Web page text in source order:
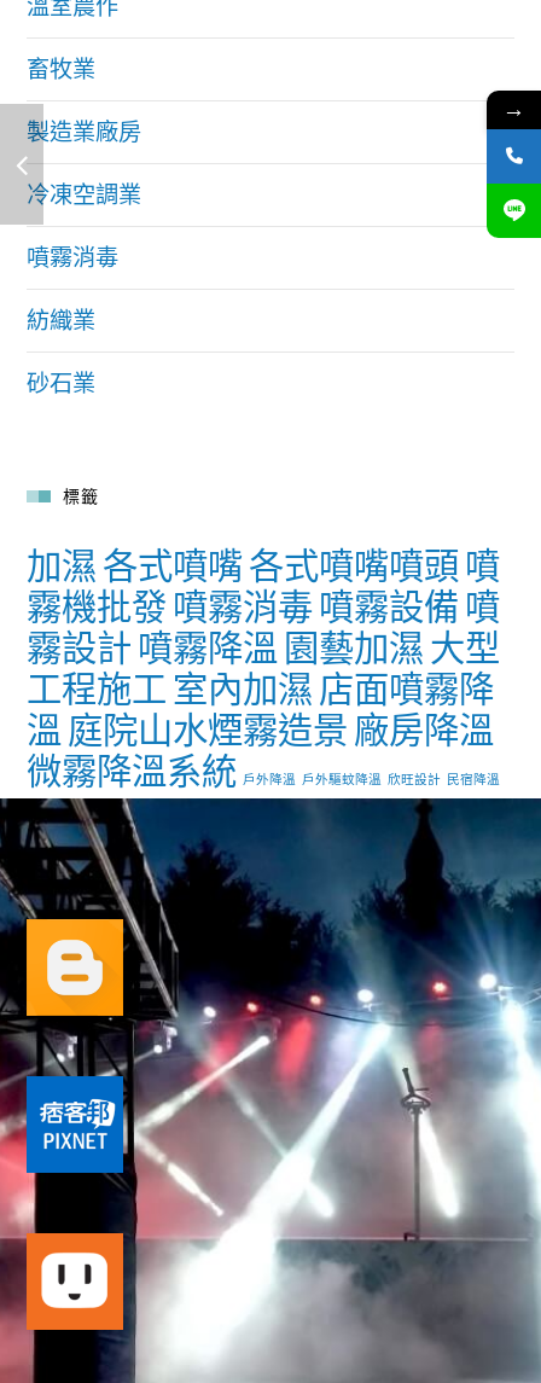
溫室農作
畜牧業
製造業廠房
冷凍空調業
噴霧消毒
紡織業
砂石業
標籤
加濕 各式噴嘴各式噴嘴噴頭 噴
霧機批發 噴霧消毒 噴霧設備 噴
霧設計 噴霧降溫 園藝加濕 大型
工程施工 室內加濕 店面噴霧降
溫 庭院山水煙霧造景 廠房降溫
微霧降溫系統 戶外降溫 戶外驅蚊降溫 欣旺設計 民宿降溫
→